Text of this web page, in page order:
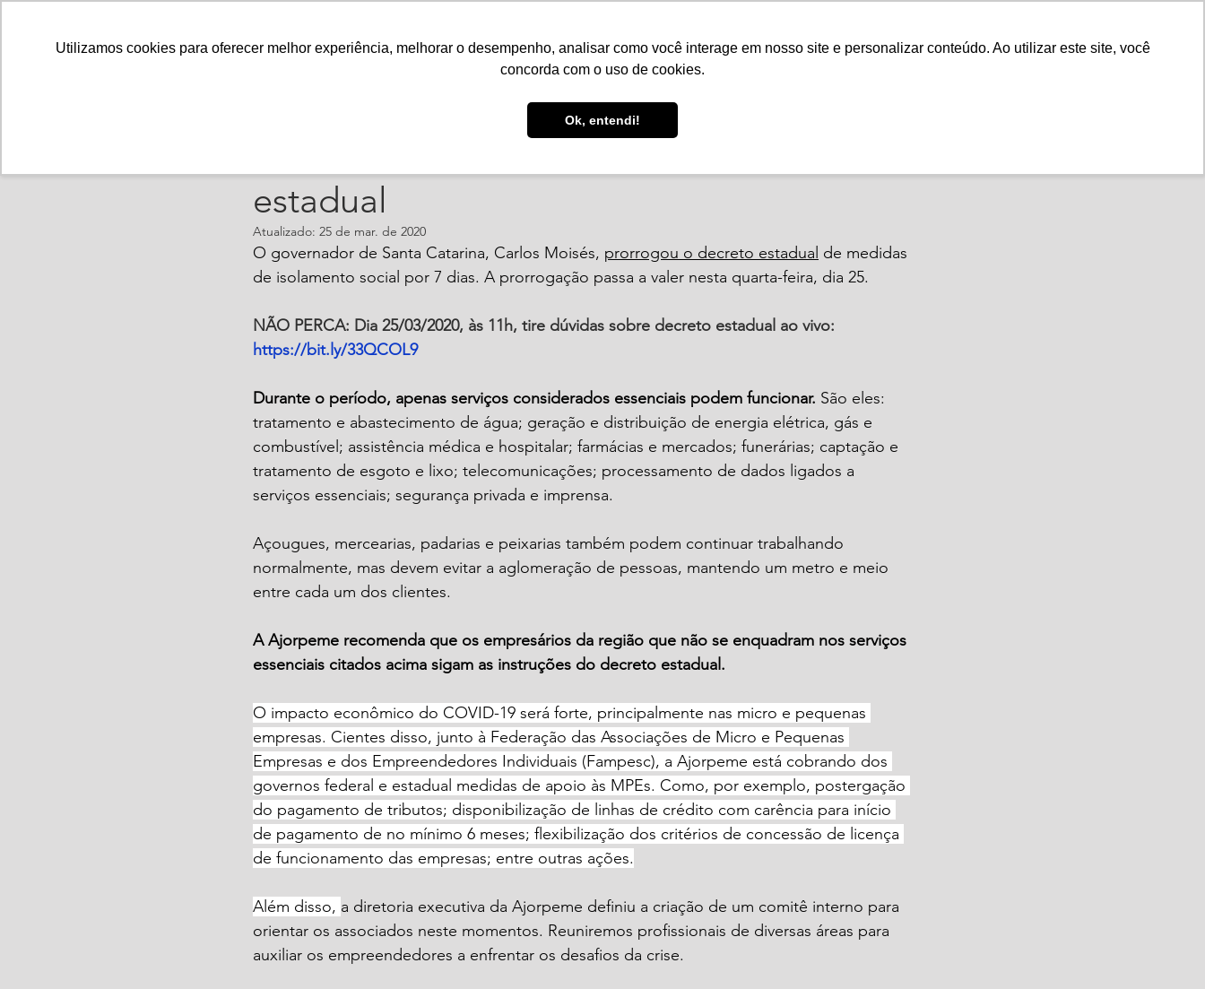
Utilizamos cookies para oferecer melhor experiência, melhorar o desempenho, analisar como você interage em nosso site e personalizar conteúdo. Ao utilizar este site, você
concorda com o uso de cookies.
Ok, entendi!
Serviços Notícias Agenda
estadual
Atualizado: 25 de mar. de 2020
O governador de Santa Catarina, Carlos Moisés, prorrogou o decreto estadual de medidas
de isolamento social por 7 dias. A prorrogação passa a valer nesta quarta-feira, dia 25.
NÃO PERCA: Dia 25/03/2020, às 11h, tire dúvidas sobre decreto estadual ao vivo:
https://bit.ly/33QCOL9
Durante o período, apenas serviços considerados essenciais podem funcionar. São eles:
tratamento e abastecimento de água; geração e distribuição de energia elétrica, gás e
combustível; assistência médica e hospitalar; farmácias e mercados; funerárias; captação e
tratamento de esgoto e lixo; telecomunicações; processamento de dados ligados a
serviços essenciais; segurança privada e imprensa.
Açougues, mercearias, padarias e peixarias também podem continuar trabalhando
normalmente, mas devem evitar a aglomeração de pessoas, mantendo um metro e meio
entre cada um dos clientes.
A Ajorpeme recomenda que os empresários da região que não se enquadram nos serviços
essenciais citados acima sigam as instruções do decreto estadual.
O impacto econômico do COVID-19 será forte, principalmente nas micro e pequenas
empresas. Cientes disso, junto à Federação das Associações de Micro e Pequenas
Empresas e dos Empreendedores Individuais (Fampesc), a Ajorpeme está cobrando dos
governos federal e estadual medidas de apoio às MPEs. Como, por exemplo, postergação
do pagamento de tributos; disponibilização de linhas de crédito com carência para início
de pagamento de no mínimo 6 meses; flexibilização dos critérios de concessão de licença
de funcionamento das empresas; entre outras ações.
Além disso, a diretoria executiva da Ajorpeme definiu a criação de um comitê interno para
orientar os associados neste momentos. Reuniremos profissionais de diversas áreas para
auxiliar os empreendedores a enfrentar os desafios da crise.